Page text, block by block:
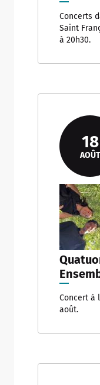
Concerts
Saint
à 20h30.
18
AOÛT
Concert à
août.